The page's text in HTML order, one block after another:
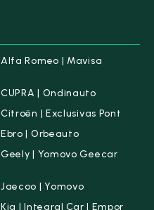
Alfa Romeo | Mavisa
CUPRA | Ondinauto
Citroën | Exclusivas Pont
Ebro | Orbeauto
Geely | Yomovo Geecar
Jaecoo | Yomovo
Kia | Integral Car | Empor